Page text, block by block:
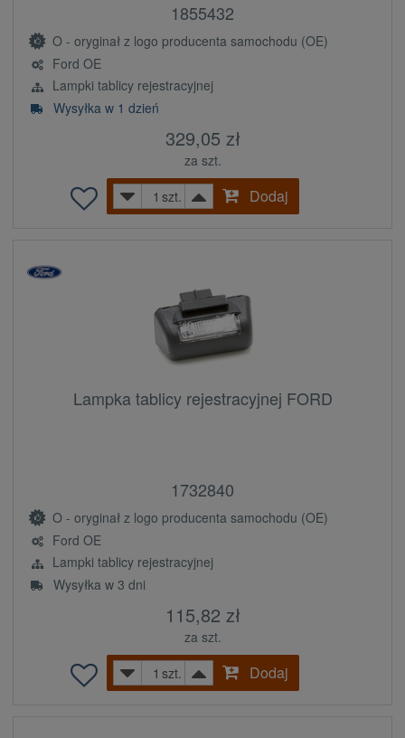
1855432
O - oryginał z logo producenta samochodu (OE)
Ford OE
Lampki tablicy rejestracyjnej
Wysyłka w 1 dzień
329,05 zł
za szt.
szt.
Dodaj
Lampka tablicy rejestracyjnej FORD
1732840
O - oryginał z logo producenta samochodu (OE)
Ford OE
Lampki tablicy rejestracyjnej
Wysyłka w 3 dni
115,82 zł
za szt.
szt.
Dodaj